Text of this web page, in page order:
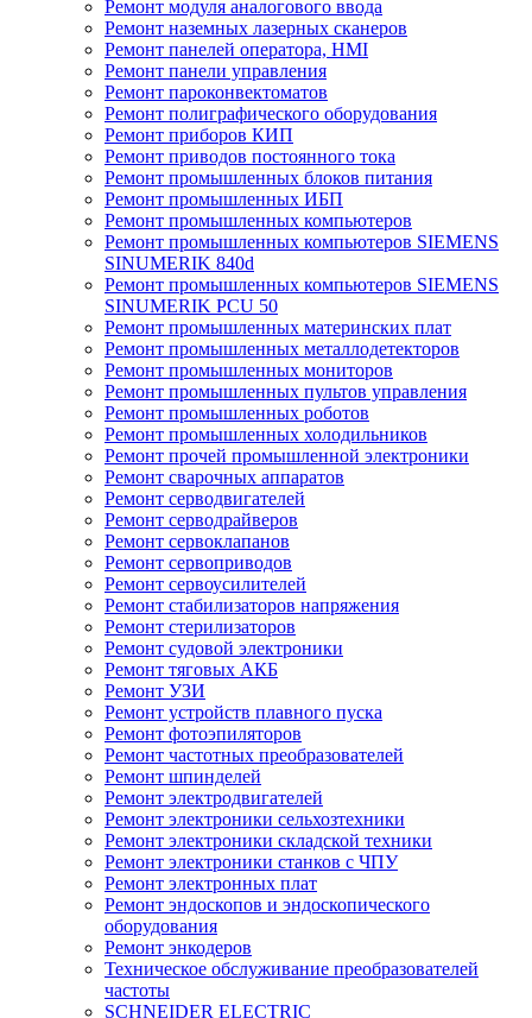
Ремонт модуля аналогового ввода
Ремонт наземных лазерных сканеров
Ремонт панелей оператора, HMI
Ремонт панели управления
Ремонт пароконвектоматов
Ремонт полиграфического оборудования
Ремонт приборов КИП
Ремонт приводов постоянного тока
Ремонт промышленных блоков питания
Ремонт промышленных ИБП
Ремонт промышленных компьютеров
Ремонт промышленных компьютеров SIEMENS
SINUMERIK 840d
Ремонт промышленных компьютеров SIEMENS
SINUMERIK PCU 50
Ремонт промышленных материнских плат
Ремонт промышленных металлодетекторов
Ремонт промышленных мониторов
Ремонт промышленных пультов управления
Ремонт промышленных роботов
Ремонт промышленных холодильников
Ремонт прочей промышленной электроники
Ремонт сварочных аппаратов
Ремонт серводвигателей
Ремонт серводрайверов
Ремонт сервоклапанов
Ремонт сервоприводов
Ремонт сервоусилителей
Ремонт стабилизаторов напряжения
Ремонт стерилизаторов
Ремонт судовой электроники
Ремонт тяговых АКБ
Ремонт УЗИ
Ремонт устройств плавного пуска
Ремонт фотоэпиляторов
Ремонт частотных преобразователей
Ремонт шпинделей
Ремонт электродвигателей
Ремонт электроники сельхозтехники
Ремонт электроники складской техники
Ремонт электроники станков с ЧПУ
Ремонт электронных плат
Ремонт эндоскопов и эндоскопического
оборудования
Ремонт энкодеров
Техническое обслуживание преобразователей
частоты
SCHNEIDER ELECTRIC